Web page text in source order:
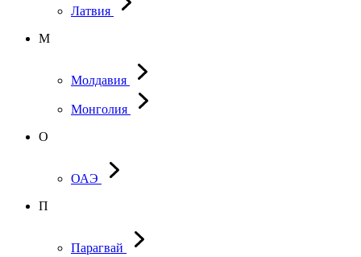
Латвия
М
Молдавия
Монголия
О
ОАЭ
П
Парагвай